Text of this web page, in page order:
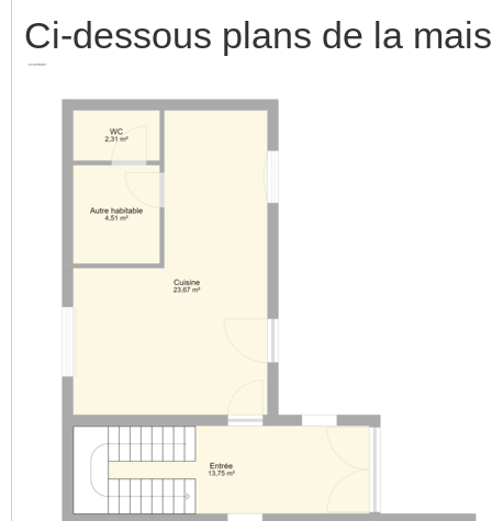
Ci-dessous plans de la